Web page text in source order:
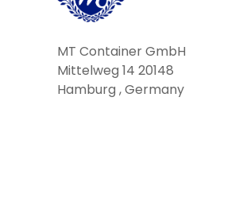
MT Container GmbH
Mittelweg 14 20148
Hamburg , Germany